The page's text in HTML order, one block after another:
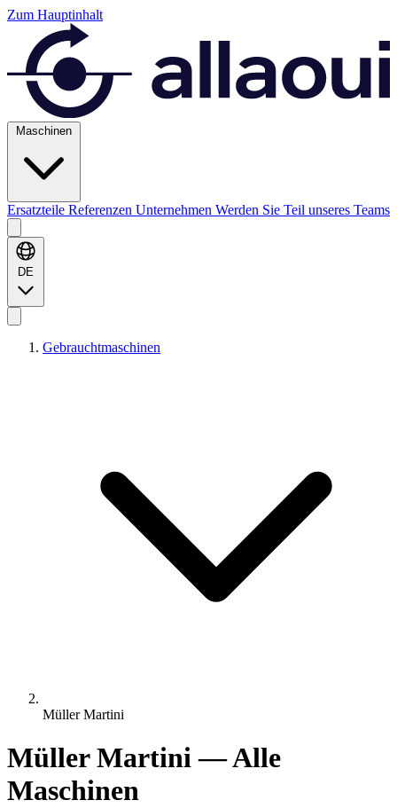
Zum Hauptinhalt
Maschinen
Ersatzteile Referenzen Unternehmen Werden Sie Teil unseres Teams
DE
Gebrauchtmaschinen
Müller Martini
Müller Martini — Alle
Maschinen